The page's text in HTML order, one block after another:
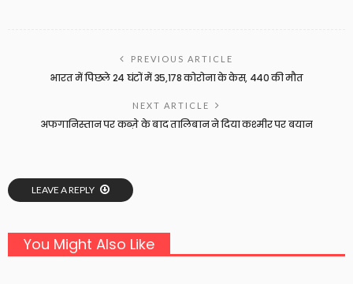
PREVIOUS ARTICLE
भारत में पिछले 24 घंटों में 35,178 कोरोना के केस, 440 की मौत
NEXT ARTICLE
अफगानिस्तान पर कब्ज़े के बाद तालिबान ने दिया कश्मीर पर बयान
LEAVE A REPLY
You Might Also Like